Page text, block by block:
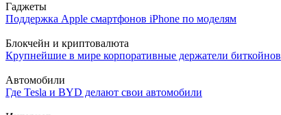
Гаджеты
Поддержка Apple смартфонов iPhone по моделям
Блокчейн и криптовалюта
Крупнейшие в мире корпоративные держатели биткойнов
Автомобили
Где Tesla и BYD делают свои автомобили